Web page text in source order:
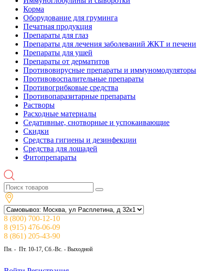
Корма
Оборудование для груминга
Печатная продукция
Препараты для глаз
Препараты для лечения заболеваний ЖКТ и печени
Препараты для ушей
Препараты от дерматитов
Противовирусные препараты и иммуномодуляторы
Противовоспалительные препараты
Противогрибковые средства
Противопаразитарные препараты
Растворы
Расходные материалы
Седативные, снотворные и успокаивающие
Скидки
Средства гигиены и дезинфекции
Средства для лошадей
Фитопрепараты
8 (800) 700-12-10
8 (915) 476-06-09
8 (861) 205-43-90
Пн. - Пт. 10-17, Сб.-Вс. - Выходной